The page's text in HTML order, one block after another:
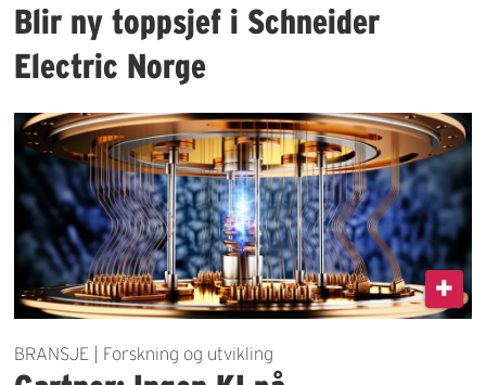
Blir ny toppsjef i Schneider
Electric Norge
BRANSJE | Forskning og utvikling